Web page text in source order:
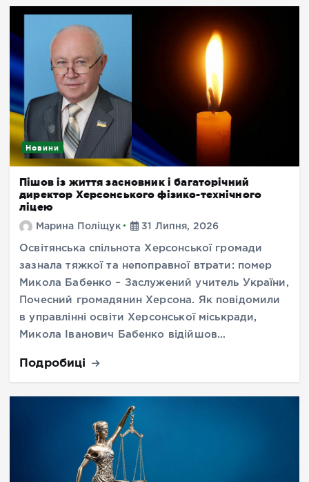
Новини
Пішов із життя засновник і багаторічний
директор Херсонського фізико-технічного
ліцею
Марина Поліщук 31 Липня, 2026
Освітянська спільнота Херсонської громади
зазнала тяжкої та непоправної втрати: помер
Микола Бабенко – Заслужений учитель України,
Почесний громадянин Херсона. Як повідомили
в управлінні освіти Херсонської міськради,
Микола Іванович Бабенко відійшов…
Подробиці